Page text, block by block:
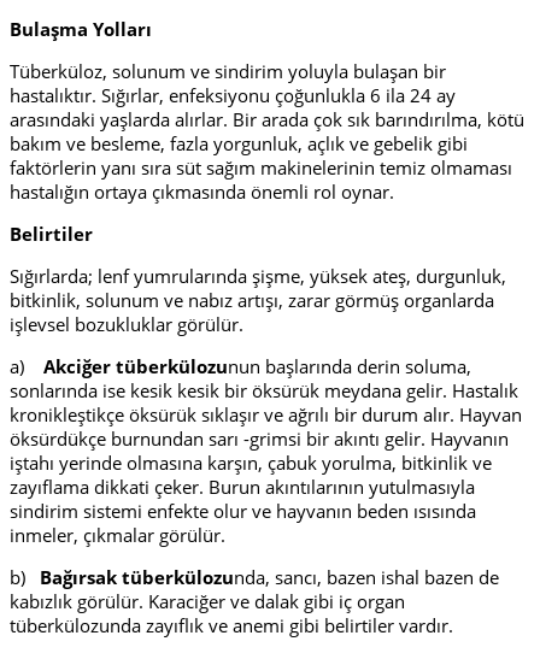
Bulaşma Yolları
Tüberküloz, solunum ve sindirim yoluyla bulaşan bir
hastalıktır. Sığırlar, enfeksiyonu çoğunlukla 6 ila 24 ay
arasındaki yaşlarda alırlar. Bir arada çok sık barındırılma, kötü
bakım ve besleme, fazla yorgunluk, açlık ve gebelik gibi
faktörlerin yanı sıra süt sağım makinelerinin temiz olmaması
hastalığın ortaya çıkmasında önemli rol oynar.
Belirtiler
Sığırlarda; lenf yumrularında şişme, yüksek ateş, durgunluk,
bitkinlik, solunum ve nabız artışı, zarar görmüş organlarda
işlevsel bozukluklar görülür.
a) Akciğer tüberkülozunun başlarında derin soluma,
sonlarında ise kesik kesik bir öksürük meydana gelir. Hastalık
kronikleştikçe öksürük sıklaşır ve ağrılı bir durum alır. Hayvan
öksürdükçe burnundan sarı -grimsi bir akıntı gelir. Hayvanın
iştahı yerinde olmasına karşın, çabuk yorulma, bitkinlik ve
zayıflama dikkati çeker. Burun akıntılarının yutulmasıyla
sindirim sistemi enfekte olur ve hayvanın beden ısısında
inmeler, çıkmalar görülür.
b) Bağırsak tüberkülozunda, sancı, bazen ishal bazen de
kabızlık görülür. Karaciğer ve dalak gibi iç organ
tüberkülozunda zayıflık ve anemi gibi belirtiler vardır.